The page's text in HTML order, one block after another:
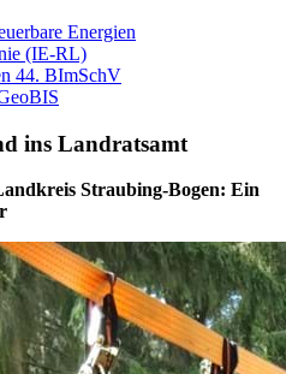
Energien
(IE-RL)
44. BImSchV
ins Landratsamt
Straubing-Bogen: Ein